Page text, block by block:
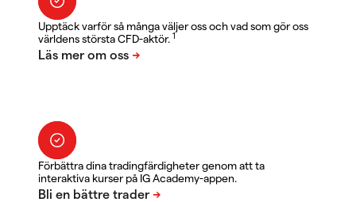
Upptäck varför så många väljer oss och vad som gör oss
världens största CFD-aktör. 1
Förbättra dina tradingfärdigheter genom att ta
interaktiva kurser på IG Academy-appen.